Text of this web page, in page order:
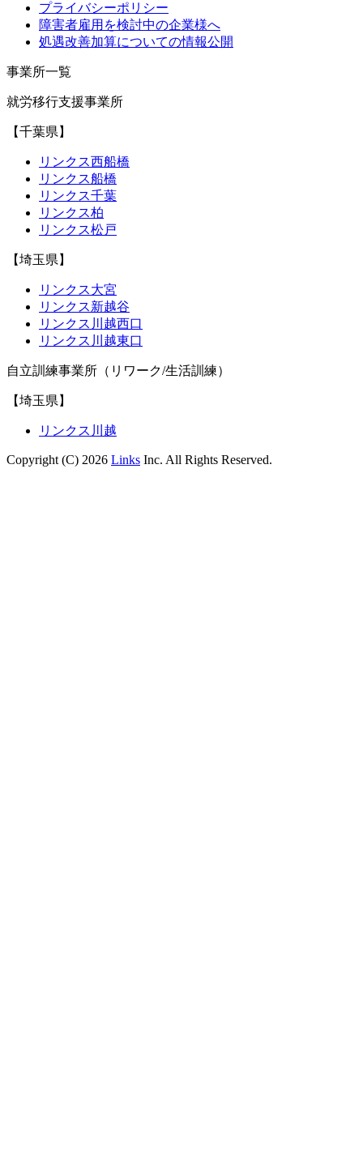
プライバシーポリシー
障害者雇用を検討中の企業様へ
処遇改善加算についての情報公開
事業所一覧
就労移行支援事業所
【千葉県】
リンクス西船橋
リンクス船橋
リンクス千葉
リンクス柏
リンクス松戸
【埼玉県】
リンクス大宮
リンクス新越谷
リンクス川越西口
リンクス川越東口
自立訓練事業所（リワーク/生活訓練）
【埼玉県】
リンクス川越
Copyright (C) 2026 Links Inc. All Rights Reserved.